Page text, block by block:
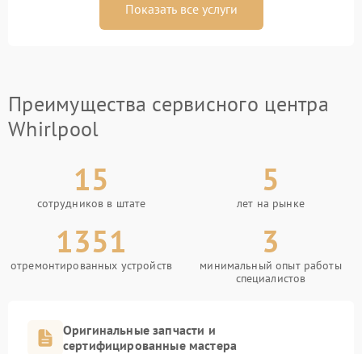
Показать все услуги
Преимущества сервисного центра
Whirlpool
15
сотрудников в штате
5
лет на рынке
1351
отремонтированных устройств
3
минимальный опыт работы
специалистов
Оригинальные запчасти и
сертифицированные мастера